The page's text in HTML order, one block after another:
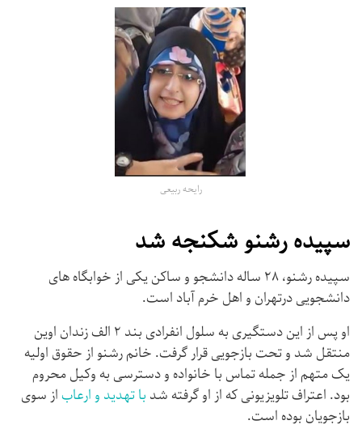
رایحه ربیعی
سپیده رشنو شکنجه شد
سپیده رشنو، ۲۸ ساله دانشجو و ساکن یکی از خوابگاه های
دانشجویی درتهران و اهل خرم آباد است.
او پس از این دستگیری به سلول انفرادی بند ۲ الف زندان اوین
منتقل شد و تحت بازجویی قرار گرفت. خانم رشنو از حقوق اولیه
یک متهم از جمله تماس با خانواده و دسترسی به وکیل محروم
بود. اعتراف تلویزیونی که از او گرفته شد با تهدید و ارعاباز سوی
بازجویان بوده است.